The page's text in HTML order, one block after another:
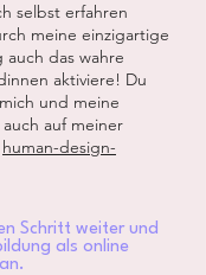
selbst erfahren
meine einzigartige
auch das wahre
aktiviere! Du
und meine
auf meiner
human-design-
Schritt weiter und
als online